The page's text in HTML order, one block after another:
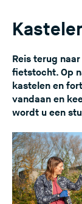
Reis terug
fietstocht. Op
kastelen en
vandaan en
wordt u een